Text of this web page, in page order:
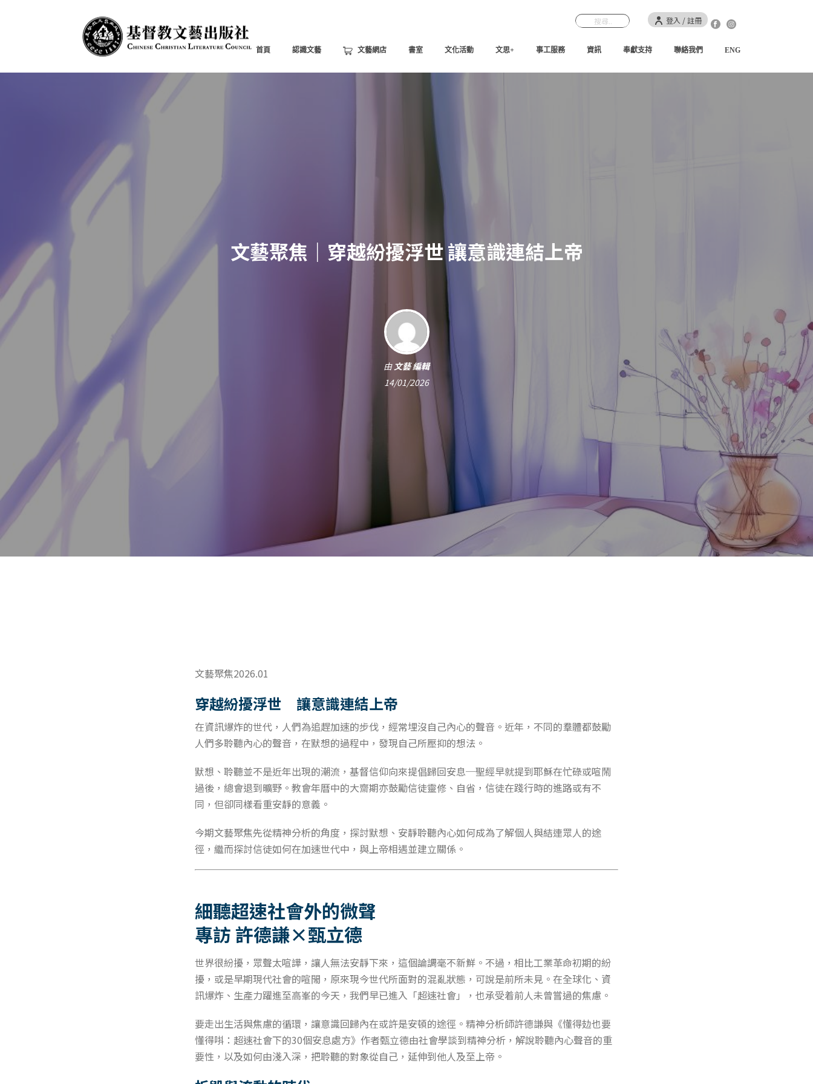
登入 / 註冊
首頁 認識文藝 文藝網店 書室 文化活動 文思+ 事工服務 資訊 奉獻支持 聯絡我們 ENG
文藝聚焦｜穿越紛擾浮世 讓意識連結上帝
由文藝 編輯
14/01/2026
文藝聚焦2026.01
穿越紛擾浮世 讓意識連結上帝
在資訊爆炸的世代，人們為追趕加速的步伐，經常埋沒自己內心的聲音。近年，不同的羣體都鼓勵
人們多聆聽內心的聲音，在默想的過程中，發現自己所壓抑的想法。
默想、聆聽並不是近年出現的潮流，基督信仰向來提倡歸回安息─聖經早就提到耶穌在忙碌或喧鬧
過後，總會退到曠野。教會年曆中的大齋期亦鼓勵信徒靈修、自省，信徒在踐行時的進路或有不
同，但卻同樣看重安靜的意義。
今期文藝聚焦先從精神分析的角度，探討默想、安靜聆聽內心如何成為了解個人與結連眾人的途
徑，繼而探討信徒如何在加速世代中，與上帝相遇並建立關係。
細聽超速社會外的微聲
專訪 許德謙×甄立德
世界很紛擾，眾聲太喧譁，讓人無法安靜下來，這個論調毫不新鮮。不過，相比工業革命初期的紛
擾，或是早期現代社會的喧閙，原來現今世代所面對的混亂狀態，可說是前所未見。在全球化、資
訊爆炸、生產力躍進至高峯的今天，我們早已進入「超速社會」，也承受着前人未曾嘗過的焦慮。
要走出生活與焦慮的循環，讓意識回歸內在或許是安頓的途徑。精神分析師許德謙與《懂得攰也要
懂得唞：超速社會下的30個安息處方》作者甄立德由社會學談到精神分析，解說聆聽內心聲音的重
要性，以及如何由淺入深，把聆聽的對象從自己，延伸到他人及至上帝。